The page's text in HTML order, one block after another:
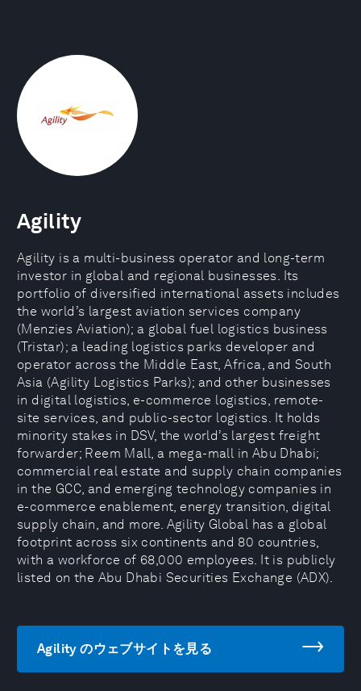
Agility
Agility is a multi-business operator and long-term
investor in global and regional businesses. Its
portfolio of diversified international assets includes
the world’s largest aviation services company
(Menzies Aviation); a global fuel logistics business
(Tristar); a leading logistics parks developer and
operator across the Middle East, Africa, and South
Asia (Agility Logistics Parks); and other businesses
in digital logistics, e-commerce logistics, remote-
site services, and public-sector logistics. It holds
minority stakes in DSV, the world’s largest freight
forwarder; Reem Mall, a mega-mall in Abu Dhabi;
commercial real estate and supply chain companies
in the GCC, and emerging technology companies in
e-commerce enablement, energy transition, digital
supply chain, and more. Agility Global has a global
footprint across six continents and 80 countries,
with a workforce of 68,000 employees. It is publicly
listed on the Abu Dhabi Securities Exchange (ADX).
Agility のウェブサイトを見る